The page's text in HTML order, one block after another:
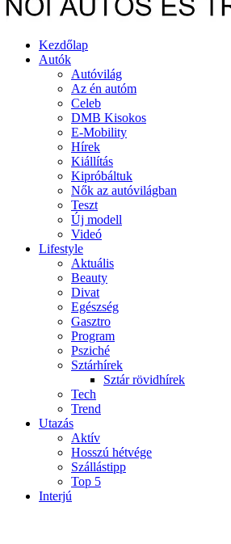
Kezdőlap
Autók
Autóvilág
Az én autóm
Celeb
DMB Kisokos
E-Mobility
Hírek
Kiállítás
Kipróbáltuk
Nők az autóvilágban
Teszt
Új modell
Videó
Lifestyle
Aktuális
Beauty
Divat
Egészség
Gasztro
Program
Psziché
Sztárhírek
Sztár rövidhírek
Tech
Trend
Utazás
Aktív
Hosszú hétvége
Szállástipp
Top 5
Interjú